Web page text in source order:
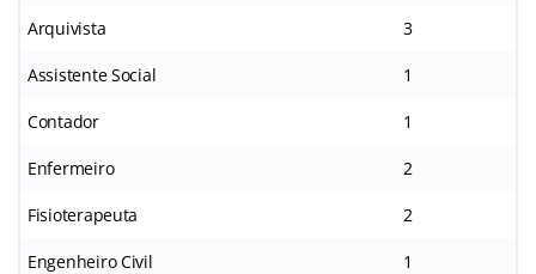
Arquivista 3
Assistente Social 1
Contador 1
Enfermeiro 2
Fisioterapeuta 2
Engenheiro Civil 1